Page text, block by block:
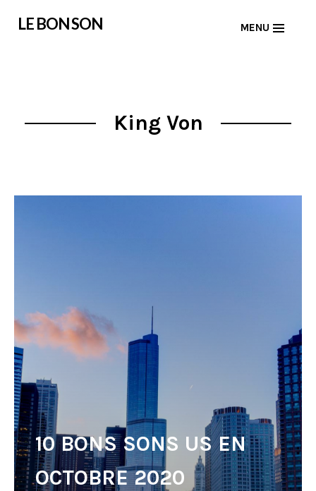
LE BON SON MENU
King Von
10 BONS SONS US EN
OCTOBRE 2020